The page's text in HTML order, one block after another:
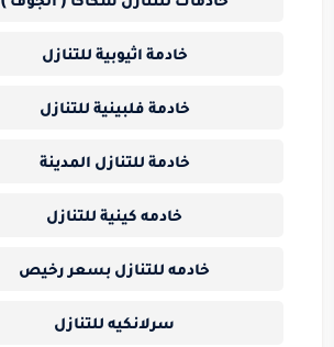
خادمة اثيوبية للتنازل
خادمة فلبينية للتنازل
خادمة للتنازل المدينة
خادمه كينية للتنازل
خادمه للتنازل بسعر رخيص
سرلانكيه للتنازل